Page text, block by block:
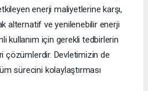
enerji maliyetlerine karşı,
alternatif ve yenilenebilir enerji
kullanım için gerekli tedbirlerin
çözümlerdir. Devletimizin de
sürecini kolaylaştırması